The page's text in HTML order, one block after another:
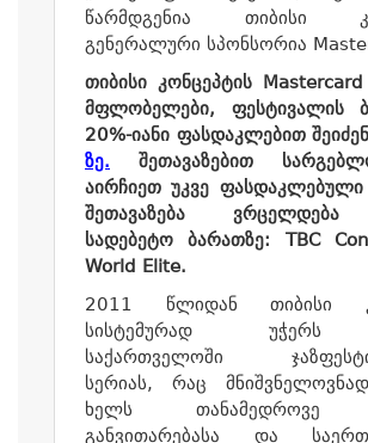
წარმდგენია თიბისი
გენერალური სპონსორია
თიბისი კონცეპტის
მფლობელები, ფესტივალის
20%-იანი ფასდაკლებით
ზე. შეთავაზებით
აირჩიეთ უკვე
შეთავაზება ვრცელდება
სადებეტო ბარათზე: TBC
World Elite.
2011 წლიდან თიბისი
სისტემურად უჭერს
საქართველოში
სერიას, რაც
ხელს თანამედროვე
განვითარებასა და